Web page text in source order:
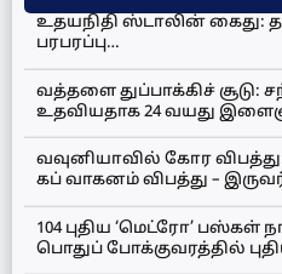
உதயநிதி ஸ்டாலின் கைது:
பரபரப்பு…
வத்தளை துப்பாக்கிச் சூடு:
உதவியதாக 24 வயது
வவுனியாவில் கோர
கப் வாகனம் விபத்து – இருவர்
104 புதிய ‘மெட்ரோ’
பொதுப் போக்குவரத்தில்